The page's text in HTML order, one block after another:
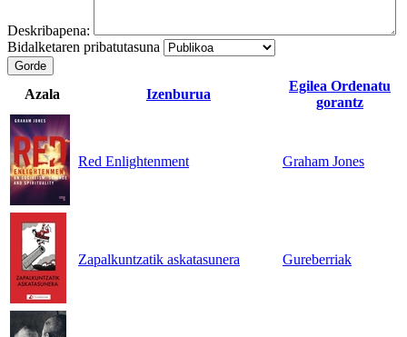
Deskribapena:
Bidalketaren pribatutasuna
Gorde
Azala Izenburua
Egilea Ordenatu
gorantz
Red Enlightenment Graham Jones
Zapalkuntzatik askatasunera Gureberriak